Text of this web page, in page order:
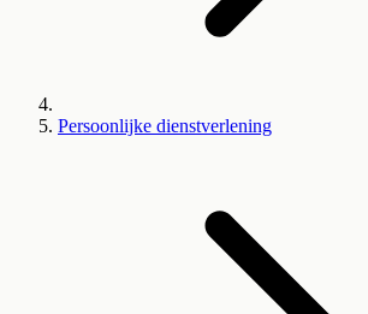
Persoonlijke dienstverlening